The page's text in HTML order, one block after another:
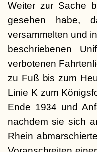
Weiter zur Sache
gesehen habe,
versammelten und
beschriebenen
verbotenen
zu Fuß bis zum
Linie K zum
Ende 1934 und
nachdem sie sich
Rhein